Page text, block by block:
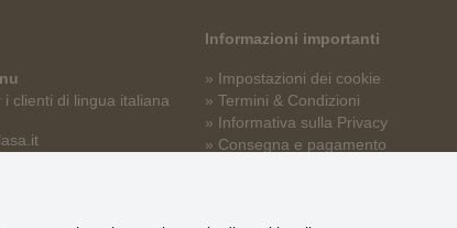
i clienti di lingua italiana
Informazioni importanti
» Impostazioni dei cookie
» Termini & Condizioni
» Informativa sulla Privacy
» Consegna e pagamento